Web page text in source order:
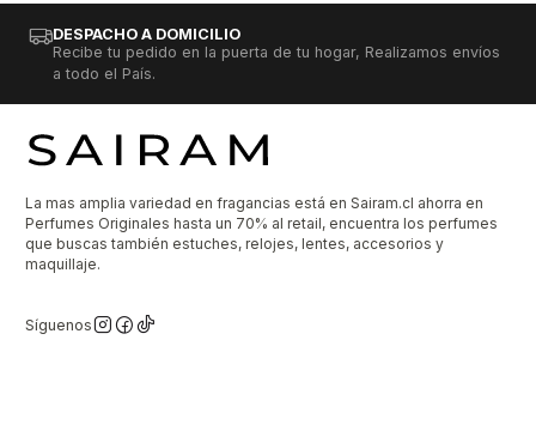
DESPACHO A DOMICILIO
Recibe tu pedido en la puerta de tu hogar, Realizamos envíos
a todo el País.
La mas amplia variedad en fragancias está en Sairam.cl ahorra en
Perfumes Originales hasta un 70% al retail, encuentra los perfumes
que buscas también estuches, relojes, lentes, accesorios y
maquillaje.
Síguenos